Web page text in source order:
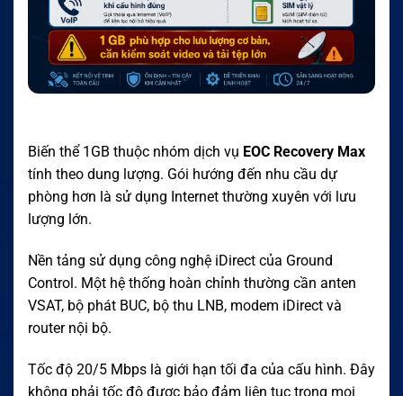
Biến thể 1GB thuộc nhóm dịch vụ EOC Recovery Max
tính theo dung lượng. Gói hướng đến nhu cầu dự
phòng hơn là sử dụng Internet thường xuyên với lưu
lượng lớn.
Nền tảng sử dụng công nghệ iDirect của Ground
Control. Một hệ thống hoàn chỉnh thường cần anten
VSAT, bộ phát BUC, bộ thu LNB, modem iDirect và
router nội bộ.
Tốc độ 20/5 Mbps là giới hạn tối đa của cấu hình. Đây
không phải tốc độ được bảo đảm liên tục trong mọi